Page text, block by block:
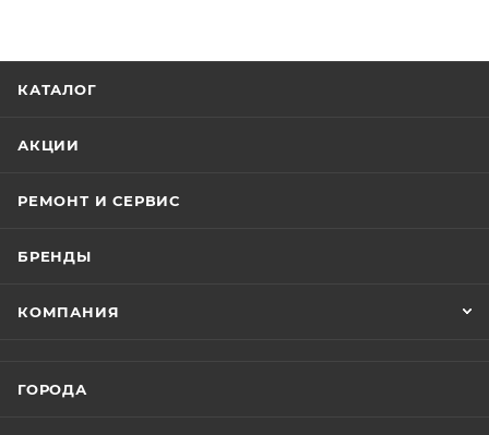
КАТАЛОГ
АКЦИИ
РЕМОНТ И СЕРВИС
БРЕНДЫ
КОМПАНИЯ
ГОРОДА